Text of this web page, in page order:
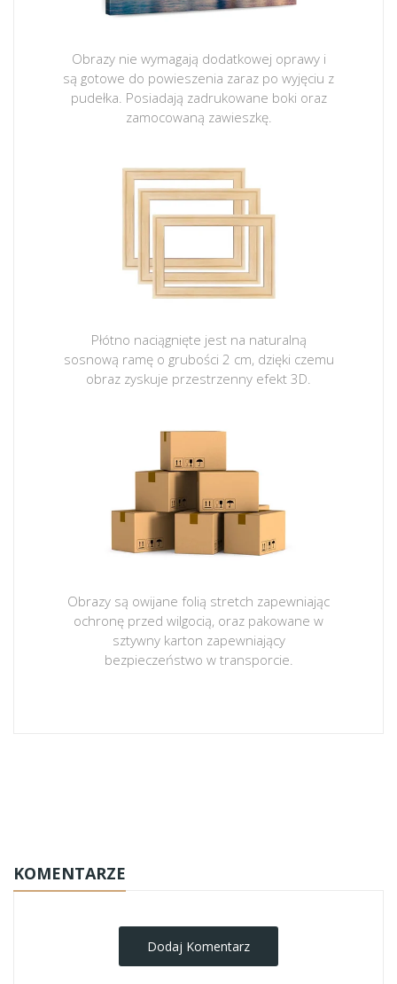
Obrazy nie wymagają dodatkowej oprawy i
są gotowe do powieszenia zaraz po wyjęciu z
pudełka. Posiadają zadrukowane boki oraz
zamocowaną zawieszkę.
Płótno naciągnięte jest na naturalną
sosnową ramę o grubości 2 cm, dzięki czemu
obraz zyskuje przestrzenny efekt 3D.
Obrazy są owijane folią stretch zapewniając
ochronę przed wilgocią, oraz pakowane w
sztywny karton zapewniający
bezpieczeństwo w transporcie.
KOMENTARZE
Dodaj Komentarz